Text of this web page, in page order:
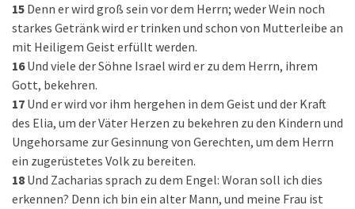
15 Denn er wird groß sein vor dem Herrn; weder Wein noch
starkes Getränk wird er trinken und schon von Mutterleibe an
mit Heiligem Geist erfüllt werden.
16 Und viele der Söhne Israel wird er zu dem Herrn, ihrem
Gott, bekehren.
17 Und er wird vor ihm hergehen in dem Geist und der Kraft
des Elia, um der Väter Herzen zu bekehren zu den Kindern und
Ungehorsame zur Gesinnung von Gerechten, um dem Herrn
ein zugerüstetes Volk zu bereiten.
18 Und Zacharias sprach zu dem Engel: Woran soll ich dies
erkennen? Denn ich bin ein alter Mann, und meine Frau ist